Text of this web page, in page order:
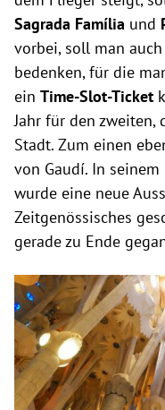
Sagrada Família und
vorbei, soll man
bedenken, für die
ein Time-Slot-Ticket
Jahr für den
Stadt. Zum einen
von Gaudí. In
wurde eine neue
Zeitgenössisches
gerade zu Ende